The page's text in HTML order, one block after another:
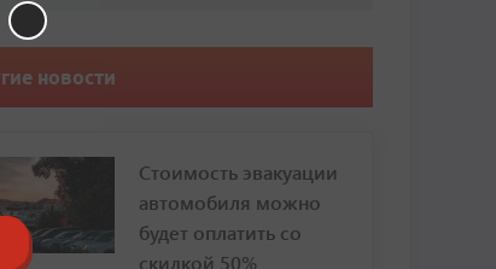
новости
Стоимость эвакуации
автомобиля можно
будет оплатить со
скидкой 50%